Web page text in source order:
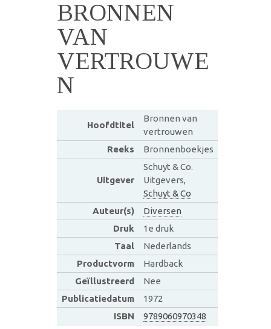
BRONNEN
VAN
VERTROUWE
N
Hoofdtitel
Bronnen van
vertrouwen
Reeks
Bronnenboekjes
Uitgever
Schuyt & Co.
Uitgevers,
Schuyt & Co
Auteur(s)
Diversen
Druk
1e druk
Taal
Nederlands
Productvorm
Hardback
Geïllustreerd
Nee
Publicatiedatum
1972
ISBN
9789060970348